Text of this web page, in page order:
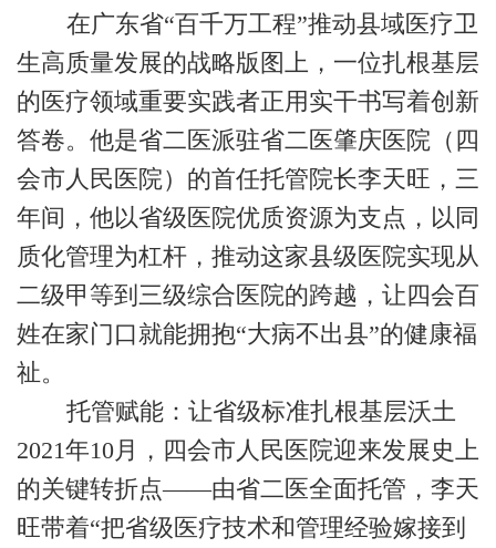
在广东省“百千万工程”推动县域医疗卫
生高质量发展的战略版图上，一位扎根基层
的医疗领域重要实践者正用实干书写着创新
答卷。他是省二医派驻省二医肇庆医院（四
会市人民医院）的首任托管院长李天旺，三
年间，他以省级医院优质资源为支点，以同
质化管理为杠杆，推动这家县级医院实现从
二级甲等到三级综合医院的跨越，让四会百
姓在家门口就能拥抱“大病不出县”的健康福
祉。
托管赋能：让省级标准扎根基层沃土
2021年10月，四会市人民医院迎来发展史上
的关键转折点——由省二医全面托管，李天
旺带着“把省级医疗技术和管理经验嫁接到